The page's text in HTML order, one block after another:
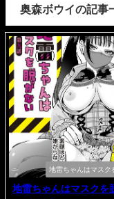
奥森ボウイの記事
地雷ちゃんはマスク
地雷ちゃんはマスクを